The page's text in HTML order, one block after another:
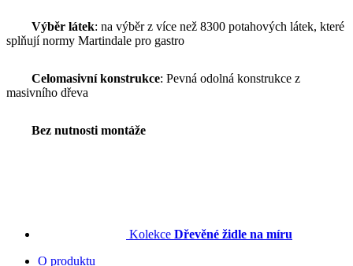
Výběr látek: na výběr z více než 8300 potahových látek, které
splňují normy Martindale pro gastro
Celomasivní konstrukce: Pevná odolná konstrukce z
masivního dřeva
Bez nutnosti montáže
Kolekce Dřevěné židle na míru
O produktu